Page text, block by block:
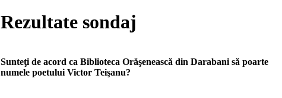
Rezultate sondaj
Sunteţi de acord ca Biblioteca Orăşenească din Darabani să poarte
numele poetului Victor Teişanu?